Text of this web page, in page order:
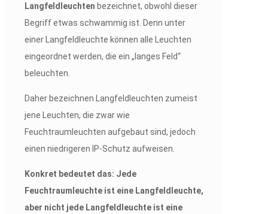
Langfeldleuchten bezeichnet, obwohl dieser
Begriff etwas schwammig ist. Denn unter
einer Langfeldleuchte können alle Leuchten
eingeordnet werden, die ein „langes Feld“
beleuchten.
Daher bezeichnen Langfeldleuchten zumeist
jene Leuchten, die zwar wie
Feuchtraumleuchten aufgebaut sind, jedoch
einen niedrigeren IP-Schutz aufweisen.
Konkret bedeutet das: Jede
Feuchtraumleuchte ist eine Langfeldleuchte,
aber nicht jede Langfeldleuchte ist eine